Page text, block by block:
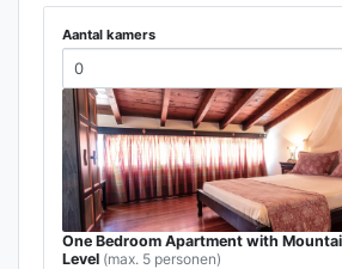
Aantal kamers
One Bedroom Apartment with
Level (max. 5 personen)